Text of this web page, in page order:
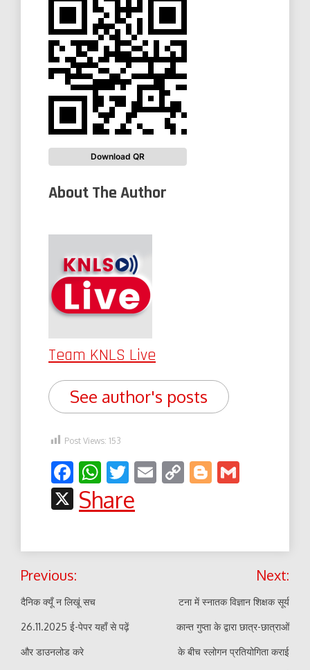
Download QR
About The Author
Team KNLS Live
See author's posts
Post Views: 153
Facebook
WhatsApp
Twitter
EmailCopyBlogger
X
Share
Post
navigation
Previous:
दैनिक क्यूँ न लिखूं सच
26.11.2025 ई-पेपर यहाँ से पढ़ें
और डाउनलोड करे
Next:
टना में स्नातक विज्ञान शिक्षक सूर्य
कान्त गुप्ता के द्वारा छात्र-छात्राओं
के बीच स्लोगन प्रतियोगिता कराई